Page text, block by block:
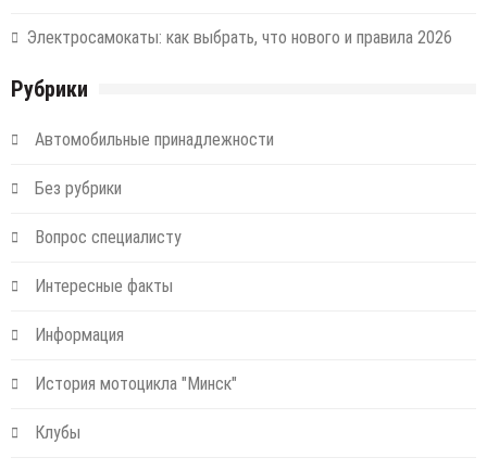
Электросамокаты: как выбрать, что нового и правила 2026
Рубрики
Автомобильные принадлежности
Без рубрики
Вопрос специалисту
Интересные факты
Информация
История мотоцикла "Минск"
Клубы